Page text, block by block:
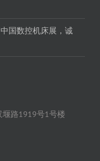
国数控机床展，诚
路1919号1号楼